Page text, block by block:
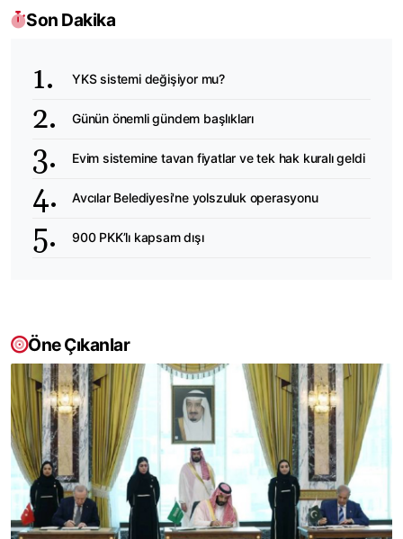
Son Dakika
YKS sistemi değişiyor mu?
Günün önemli gündem başlıkları
Evim sistemine tavan fiyatlar ve tek hak kuralı geldi
Avcılar Belediyesi'ne yolszuluk operasyonu
900 PKK’lı kapsam dışı
Öne Çıkanlar